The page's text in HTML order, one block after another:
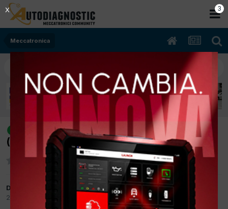
Meccatronica
[musa 10/2007 1368cc 843A1000
(16v) 70Kw Bifuel B/Gpl] non parte a freddo
Da mirchetto
22 Marzo 2012
2
X